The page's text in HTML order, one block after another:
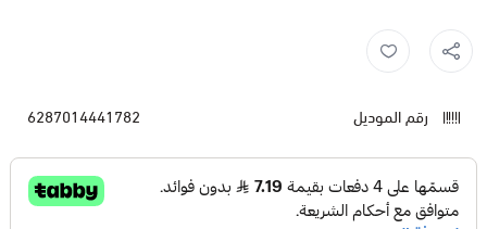
رقم الموديل 6287014441782